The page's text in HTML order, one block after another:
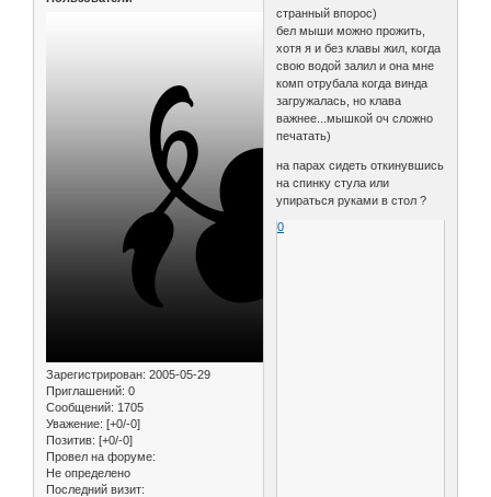
Зарегистрирован: 2005-05-29
Приглашений: 0
Сообщений: 1705
Уважение: [+0/-0]
Позитив: [+0/-0]
Провел на форуме:
Не определено
Последний визит:
странный впорос)
бел мыши можно прожить,
хотя я и без клавы жил, когда
свою водой залил и она мне
комп отрубала когда винда
загружалась, но клава
важнее...мышкой оч сложно
печатать)
на парах сидеть откинувшись
на спинку стула или
упираться руками в стол ?
0